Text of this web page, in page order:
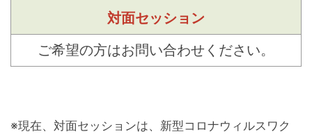
対面セッション
ご希望の方はお問い合わせください。
※現在、対面セッションは、新型コロナウィルスワク